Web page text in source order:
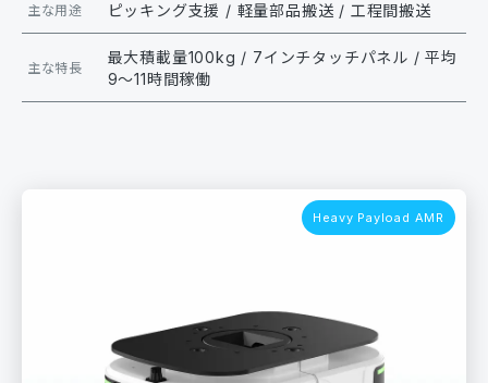
主な用途 ピッキング支援 / 軽量部品搬送 / 工程間搬送
主な特長
最大積載量100kg / 7インチタッチパネル / 平均
9〜11時間稼働
Heavy Payload AMR